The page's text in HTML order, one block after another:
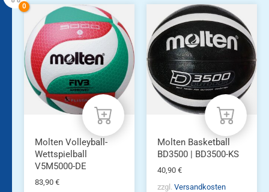
Molten Volleyball-
Wettspielball
V5M5000-DE
83,90 €
Molten Basketball
BD3500 | BD3500-KS
40,90 €
zzgl. Versandkosten